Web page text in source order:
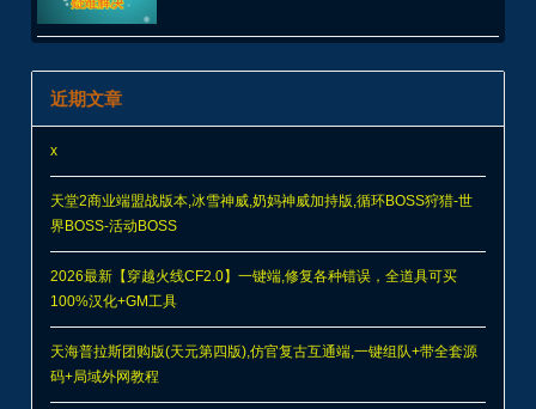
近期文章
x
天堂2商业端盟战版本,冰雪神威,奶妈神威加持版,循环BOSS狩猎-世
界BOSS-活动BOSS
2026最新【穿越火线CF2.0】一键端,修复各种错误，全道具可买
100%汉化+GM工具
天海普拉斯团购版(天元第四版),仿官复古互通端,一键组队+带全套源
码+局域外网教程